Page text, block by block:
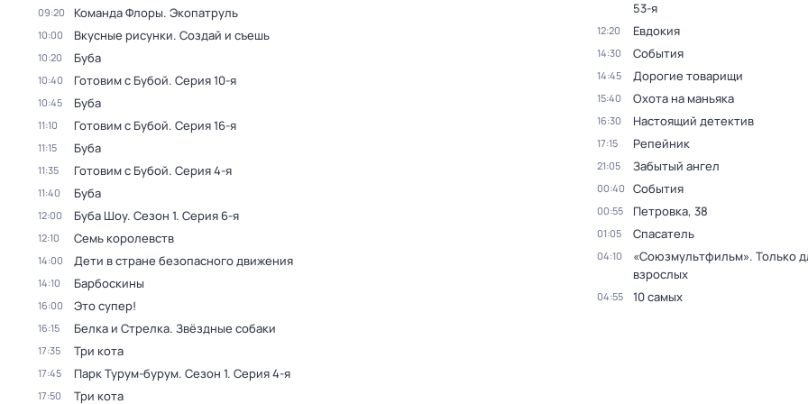
09:20 Команда Флоры. Экопатруль
10:00 Вкусные рисунки. Создай и съешь
10:20 Буба
10:40 Готовим с Бубой. Серия 10-я
10:45 Буба
11:10 Готовим с Бубой. Серия 16-я
11:15 Буба
11:35 Готовим с Бубой. Серия 4-я
11:40 Буба
12:00 Буба Шоу. Сезон 1. Серия 6-я
12:10 Семь королевств
14:00 Дети в стране безопасного движения
14:10 Барбоскины
16:00 Это супер!
16:15 Белка и Стрелка. Звёздные собаки
17:35 Три кота
17:45 Парк Турум-бурум. Сезон 1. Серия 4-я
17:50 Три кота
53-я
12:20 Евдокия
14:30 События
14:45 Дорогие товарищи
15:40 Охота на маньяка
16:30 Настоящий детектив
17:15 Репейник
21:05 Забытый ангел
00:40 События
00:55 Петровка, 38
01:05 Спасатель
04:10
«Союзмультфильм». Только
взрослых
04:55 10 самых